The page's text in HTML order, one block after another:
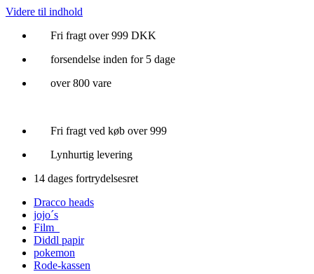
Videre til indhold
Fri fragt over 999 DKK
forsendelse inden for 5 dage
over 800 vare
Fri fragt ved køb over 999
Lynhurtig levering
14 dages fortrydelsesret
Dracco heads
jojo´s
Film
Diddl papir
pokemon
Rode-kassen